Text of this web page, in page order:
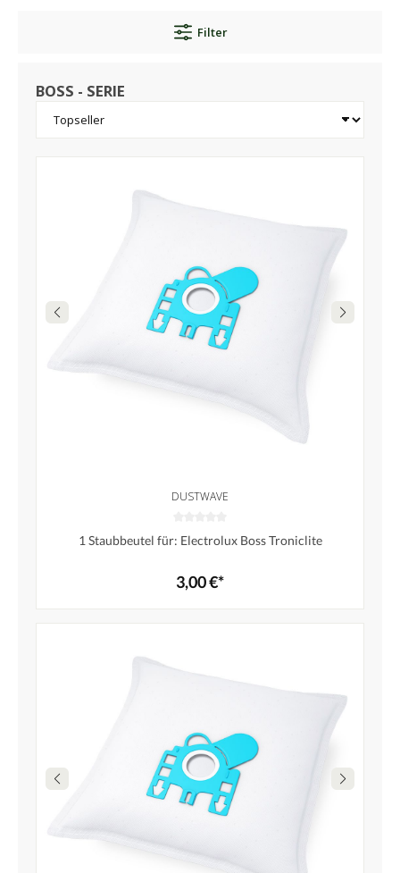
Filter
BOSS - SERIE
DUSTWAVE
1 Staubbeutel für: Electrolux Boss Troniclite
3,00 €*